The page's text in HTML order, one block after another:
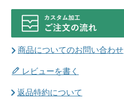
商品についてのお問い合わせ
レビューを書く
返品特約について